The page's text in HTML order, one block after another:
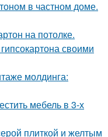
в частном доме.
на потолке.
своими
молдинга:
мебель в 3-х
плиткой и желтым